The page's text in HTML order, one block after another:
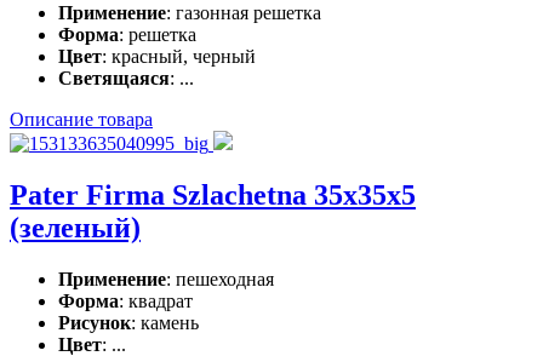
Применение: газонная решетка
Форма: решетка
Цвет: красный, черный
Светящаяся: ...
Описание товара
Pater Firma Szlachetna 35x35x5
(зеленый)
Применение: пешеходная
Форма: квадрат
Рисунок: камень
Цвет: ...